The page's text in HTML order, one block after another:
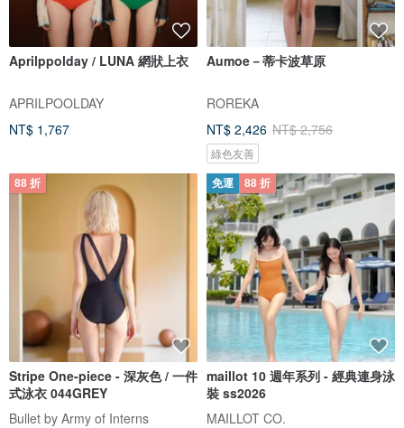
Aprilppolday / LUNA 網狀上衣
APRILPOOLDAY
NT$ 1,767
Aumoe－蒂卡波草原
ROREKA
NT$ 2,426 NT$ 2,756
綠色友善
88 折
Stripe One-piece - 深灰色 / 一件
式泳衣 044GREY
Bullet by Army of Interns
免運 88 折
maillot 10 週年系列 - 經典連身泳
裝 ss2026
MAILLOT CO.